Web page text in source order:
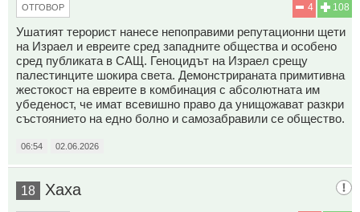
108
4
ОТГОВОР
Ушатият терорист нанесе непоправими репутационни щети
на Израел и евреите сред западните общества и особено
сред публиката в САЩ. Геноцидът на Израел срещу
палестинците шокира света. Демонстрираната примитивна
жестокост на евреите в комбинация с абсолютната им
убеденост, че имат всевишно право да унищожават разкри
състоянието на едно болно и самозабравили се общество.
06:54 02.06.2026
18 Хаха